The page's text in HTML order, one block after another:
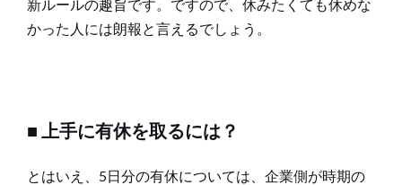
新ルールの趣旨です。ですので、休みたくても休めな
かった人には朗報と言えるでしょう。
■ 上手に有休を取るには？
とはいえ、5日分の有休については、企業側が時期の